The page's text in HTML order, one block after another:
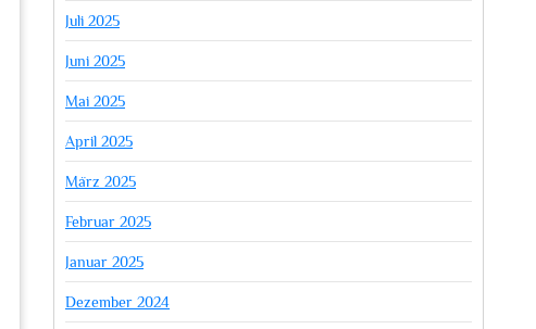
Juli 2025
Juni 2025
Mai 2025
April 2025
März 2025
Februar 2025
Januar 2025
Dezember 2024